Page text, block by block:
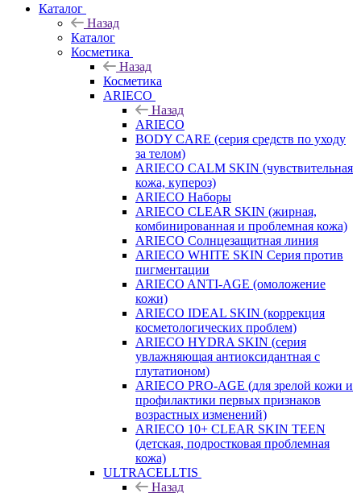
Каталог
Назад
Каталог
Косметика
Назад
Косметика
ARIECO
Назад
ARIECO
BODY CARE (серия средств по уходу
за телом)
ARIECO CALM SKIN (чувствительная
кожа, купероз)
ARIECO Наборы
ARIECO CLEAR SKIN (жирная,
комбинированная и проблемная кожа)
ARIECO Солнцезащитная линия
ARIECO WHITE SKIN Серия против
пигментации
ARIECO ANTI-AGE (омоложение
кожи)
ARIECO IDEAL SKIN (коррекция
косметологических проблем)
ARIECO HYDRA SKIN (серия
увлажняющая антиоксидантная с
глутатионом)
ARIECO PRO-AGE (для зрелой кожи и
профилактики первых признаков
возрастных изменений)
ARIECO 10+ CLEAR SKIN TEEN
(детская, подростковая проблемная
кожа)
ULTRACELLTIS
Назад